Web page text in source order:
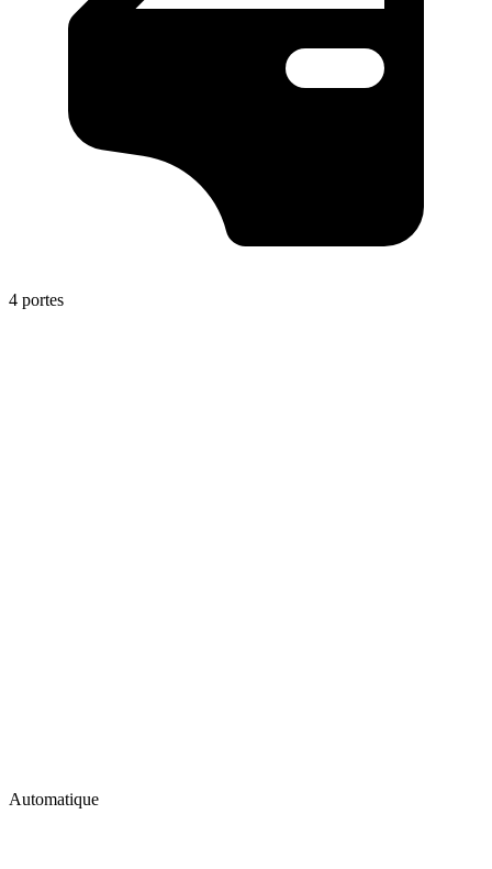
4 portes
Automatique